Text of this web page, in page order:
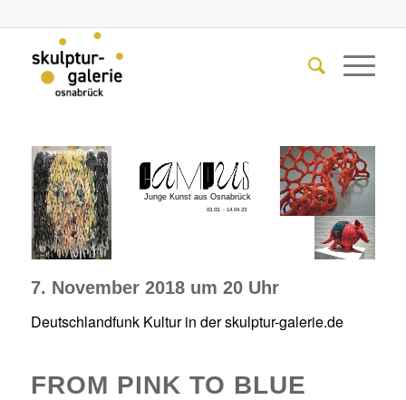
03.03. - 14.04.23
Junge Kunst aus Osnabrück
7. November 2018 um 20 Uhr
Deutschlandfunk Kultur in der skulptur-galerie.de
FROM PINK TO BLUE